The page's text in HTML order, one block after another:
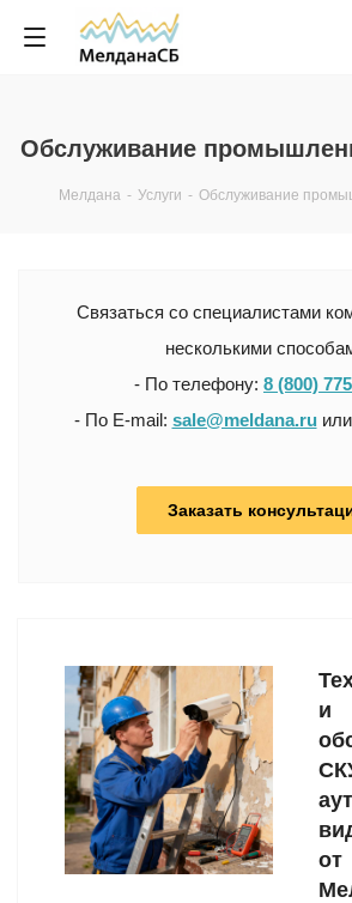
Обслуживание
Мелдана - Услуги - Обслуживание
Связаться со специалистами
несколькими
- По телефону: 8 (800)
- По E-mail: sale@meldana.ruили
Заказать
и
от